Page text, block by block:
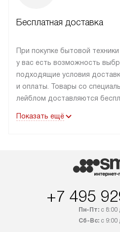
Бесплатная доставка
При покупке бытовой техники
у вас есть возможность
подходящие условия
и оплаты. Товары со
лейблом доставляются
до подъезда. Доставка за
маркировку «в наличии»,
быть отправлен покупателю
в Санкт-Петербург и другие
транспортные компании.
Показать ещё
+7 495
Пн-Пт:с 8:00
Сб-Вс:с 9:00